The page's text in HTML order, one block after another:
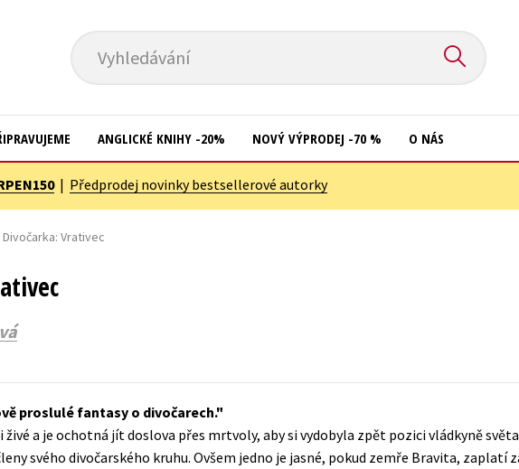
Vyhledávání
svět
Populárně - naučná pro dospělé
Populárně - naučné pro děti
Young adult (SK)
ANGLICKÉ KNIHY -20% NOVÝ VÝPRODEJ -70 % O NÁS
| Předprodej novinky bestsellerové autorky
Divočarka: Vrativec
proslulé fantasy o divočarech.
a je ochotná jít doslova přes mrtvoly, aby si vydobyla zpět pozici vládkyně
svého divočarského kruhu. Ovšem jedno je jasné, pokud zemře Bravita,